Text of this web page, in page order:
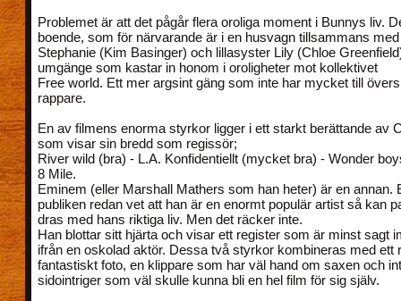
Problemet är att det pågår flera oroliga moment i Bunnys liv.
boende, som för närvarande är i en husvagn tillsammans
Stephanie (Kim Basinger) och lillasyster Lily (Chloe
umgänge som kastar in honom i oroligheter mot kollektivet
Free world. Ett mer argsint gäng som inte har mycket till
rappare.
En av filmens enorma styrkor ligger i ett starkt berättande av
som visar sin bredd som regissör;
River wild (bra) - L.A. Konfidentiellt (mycket bra) - Wonder
8 Mile.
Eminem (eller Marshall Mathers som han heter) är en annan.
publiken redan vet att han är en enormt populär artist så kan
dras med hans riktiga liv. Men det räcker inte.
Han blottar sitt hjärta och visar ett register som är minst sagt
ifrån en oskolad aktör. Dessa två styrkor kombineras med ett
fantastiskt foto, en klippare som har väl hand om saxen och
sidointriger som väl skulle kunna bli en hel film för sig själv.